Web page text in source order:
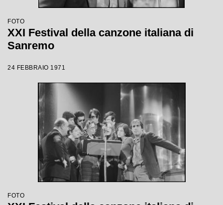
FOTO
XXI Festival della canzone italiana di
Sanremo
24 FEBBRAIO 1971
FOTO